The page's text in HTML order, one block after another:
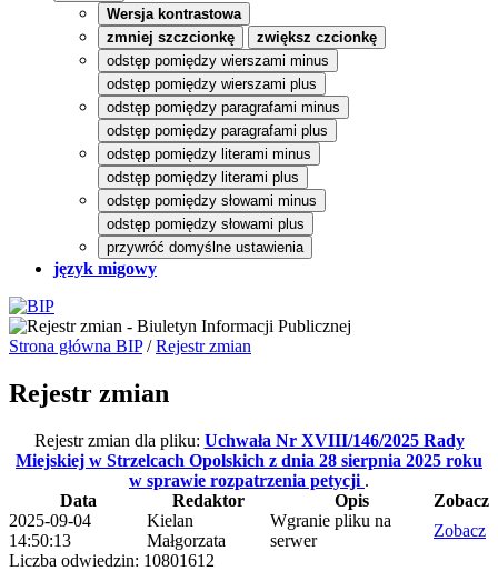
Wersja kontrastowa
zmniej szczcionkę
zwiększ czcionkę
odstęp pomiędzy wierszami minus
odstęp pomiędzy wierszami plus
odstęp pomiędzy paragrafami minus
odstęp pomiędzy paragrafami plus
odstęp pomiędzy literami minus
odstęp pomiędzy literami plus
odstęp pomiędzy słowami minus
odstęp pomiędzy słowami plus
przywróć domyślne ustawienia
język migowy
Strona główna BIP/Rejestr zmian
Rejestr zmian
Rejestr zmian dla pliku: Uchwała Nr XVIII/146/2025 Rady
Miejskiej w Strzelcach Opolskich z dnia 28 sierpnia 2025 roku
w sprawie rozpatrzenia petycji .
Data
Redaktor Opis
Zobacz
2025-09-04
14:50:13
Kielan
Małgorzata
Wgranie pliku na
serwer
Zobacz
Liczba odwiedzin: 10801612